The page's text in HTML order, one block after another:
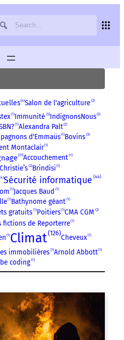
4 Salon de l'agriculture 2
1 Immunité 5 IndignonsNous 2
1 Alexandra Palt 2
d'Emmaüs 1 Bovins 3
Montaclair 1
11 Accouchement 1
Christie’s 2 Brindisi 1
4 Sécurité informatique 44
1 Jacques Baud 1
1 Bathynome géant 1
gratuits 1 Poitiers 1 CMA CGM 2
fictions de Reporterre 1
1 Climat 126
Cheveux 1
immobilières 1 Arnold Abbott 1
coding 1